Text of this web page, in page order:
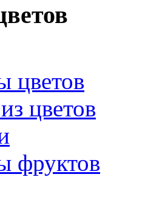
цветов
цветов
фруктов